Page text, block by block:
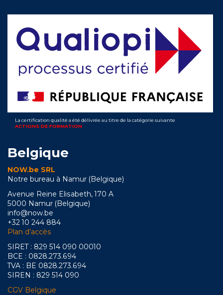
La certification qualité a été délivrée au titre de la catégorie suivante
ACTIONS DE FORMATION
Belgique
NOW.be SRL
Notre bureau à Namur (Belgique)
Avenue Reine Elisabeth, 170 A
5000 Namur (Belgique)
info@now.be
+32 10 244 884
Plan d’accès
SIRET : 829 514 090 00010
BCE : 0828.273.694
TVA : BE 0828.273.694
SIREN : 829 514 090
CGV Belgique